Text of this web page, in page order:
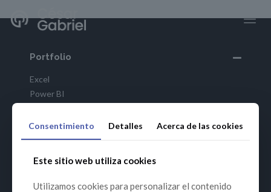
Portfolio
Excel
Power BI
Python
R
Sandbox
Consentimiento Detalles Acerca de las cookies
Este sitio web utiliza cookies
Utilizamos cookies para personalizar el contenido